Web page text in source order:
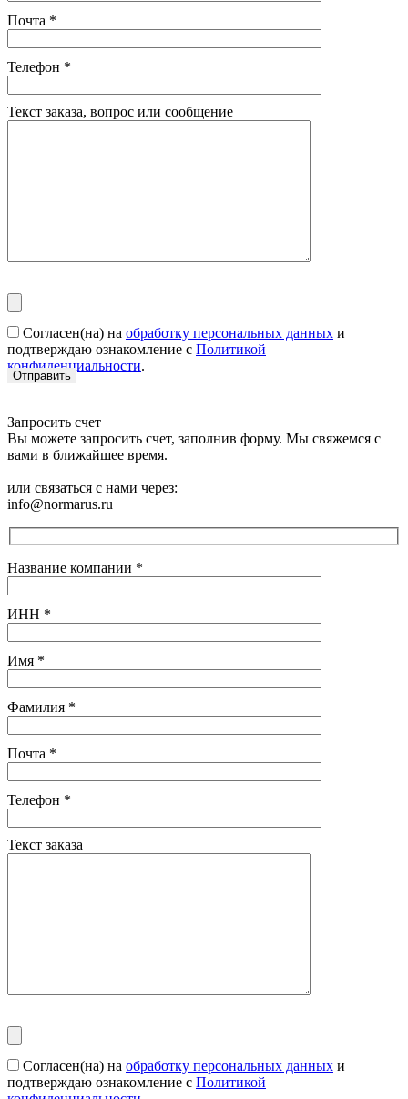
Почта *
Телефон *
Текст заказа, вопрос или сообщение
Согласен(на) на обработку персональных данных и
подтверждаю ознакомление с Политикой
конфиденциальности.
Запросить счет
Вы можете запросить счет, заполнив форму. Мы свяжемся с
вами в ближайшее время.
или связаться с нами через:
info@normarus.ru
Название компании *
ИНН *
Имя *
Фамилия *
Почта *
Телефон *
Текст заказа
Согласен(на) на обработку персональных данных и
подтверждаю ознакомление с Политикой